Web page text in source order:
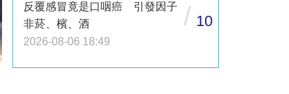
反覆感冒竟是口咽癌 引發因子
非菸、檳、酒
2026-08-06 18:49
/ 10